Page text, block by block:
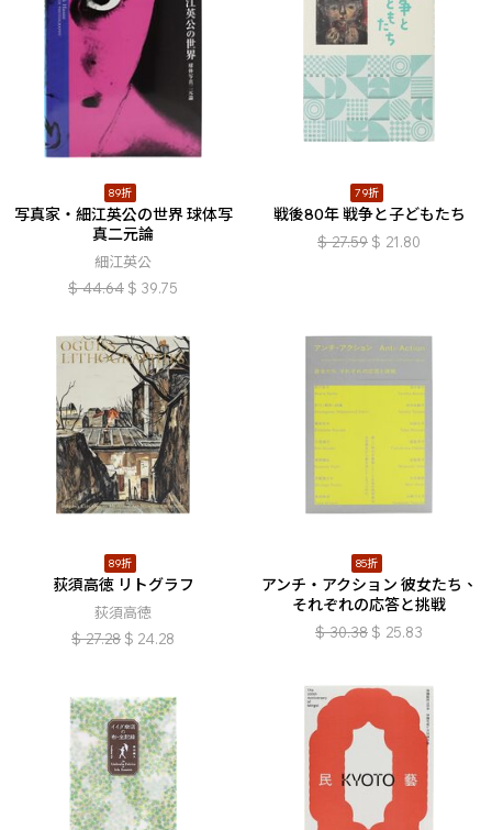
89折
写真家・細江英公の世界 球体写
真二元論
細江英公
$ 44.64 $ 39.75
79折
戦後80年 戦争と子どもたち
$ 27.59 $ 21.80
89折
荻須高徳 リトグラフ
荻須高徳
$ 27.28 $ 24.28
85折
アンチ・アクション 彼女たち、
それぞれの応答と挑戦
$ 30.38 $ 25.83